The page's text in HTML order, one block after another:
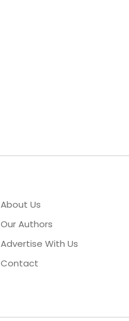
About Us
Our Authors
Advertise With Us
Contact